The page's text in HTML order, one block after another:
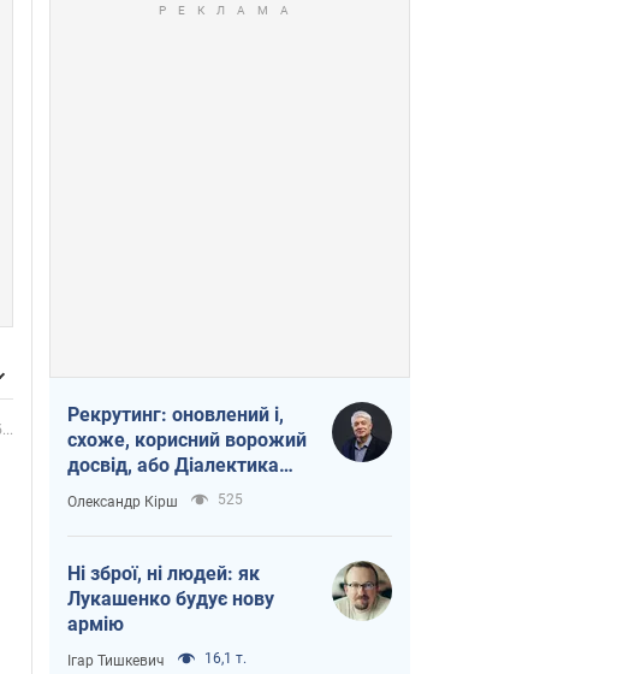
Рекрутинг: оновлений і,
схоже, корисний ворожий
досвід, або Діалектика
вибагливого боягузтва
Олександр Кірш 525
Ні зброї, ні людей: як
Лукашенко будує нову
армію
Ігар Тишкевич 16,1 т.